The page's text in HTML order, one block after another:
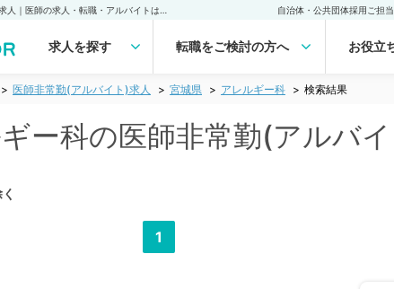
自治体・公共団体採用ご担
求人を探す 転職をご検討の方へ お役立
医師非常勤(アルバイト)求人 宮城県 アレルギー科 検索結果
ー科の医師非常勤(アルバ
1